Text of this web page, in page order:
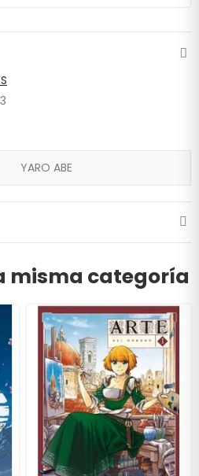
YARO ABE
misma categoría